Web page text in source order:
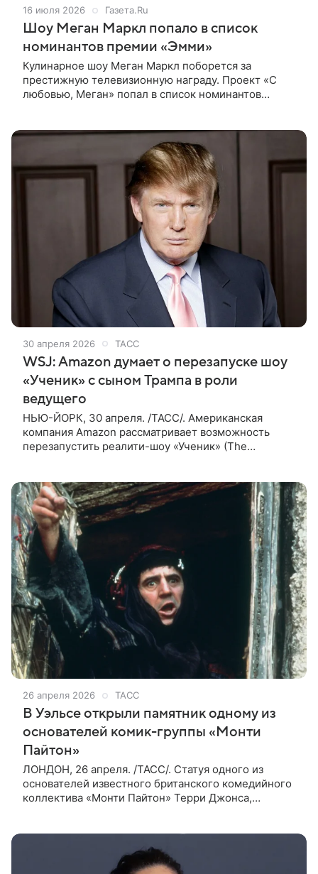
16 июля 2026 Газета.Ru
Шоу Меган Маркл попало в список
номинантов премии «Эмми»
Кулинарное шоу Меган Маркл поборется за
престижную телевизионную награду. Проект «С
любовью, Меган» попал в список номинантов
30 апреля 2026 ТАСС
WSJ: Amazon думает о перезапуске шоу
«Ученик» с сыном Трампа в роли
ведущего
НЬЮ-ЙОРК, 30 апреля. /ТАСС/. Американская
компания Amazon рассматривает возможность
перезапустить реалити-шоу «Ученик» (The
26 апреля 2026 ТАСС
В Уэльсе открыли памятник одному из
основателей комик-группы «Монти
Пайтон»
ЛОНДОН, 26 апреля. /ТАСС/. Статуя одного из
основателей известного британского комедийного
коллектива «Монти Пайтон» Терри Джонса,